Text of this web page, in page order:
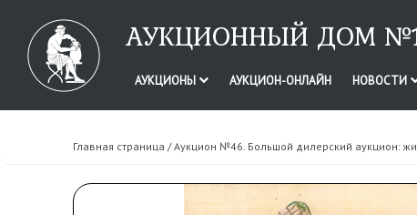
АУКЦИОННЫЙ ДОМ
АУКЦИОНЫ АУКЦИОН-ОНЛАЙН НОВОСТИ
Главная страница /Аукцион №46. Большой дилерский аукцион: